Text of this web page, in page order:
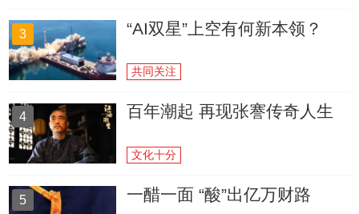
3 “AI双星”上空有何新本领？
共同关注
4 百年潮起 再现张謇传奇人生
文化十分
5 一醋一面 “酸”出亿万财路